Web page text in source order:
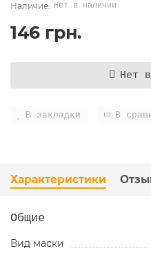
Нет в наличии
146 грн.
Нет
В закладки В
Характеристики
Общие
Вид маски